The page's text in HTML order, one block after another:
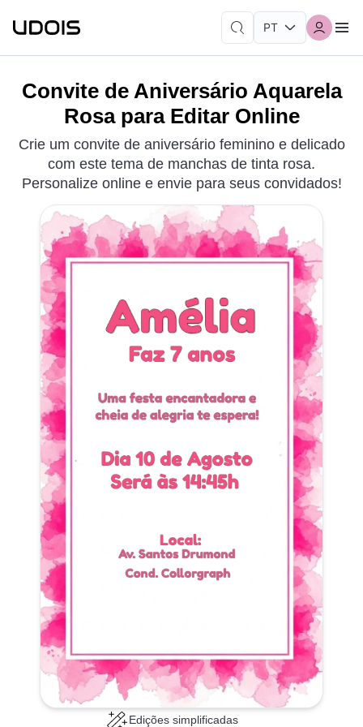
Convite de Aniversário Aquarela
Rosa para Editar Online
Crie um convite de aniversário feminino e delicado
com este tema de manchas de tinta rosa.
Personalize online e envie para seus convidados!
Edições simplificadas